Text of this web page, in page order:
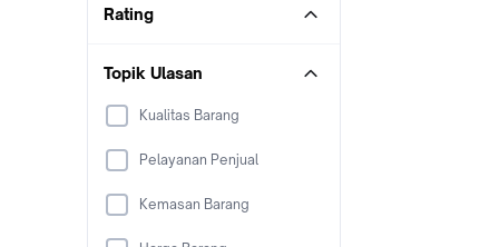
Rating
Topik Ulasan
Kualitas Barang
Pelayanan Penjual
Kemasan Barang